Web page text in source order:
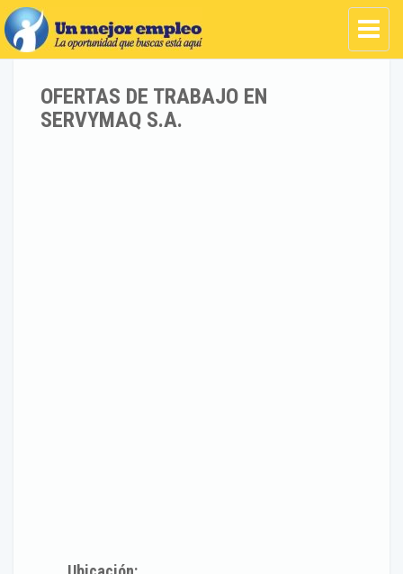
OFERTAS DE TRABAJO EN
SERVYMAQ S.A.